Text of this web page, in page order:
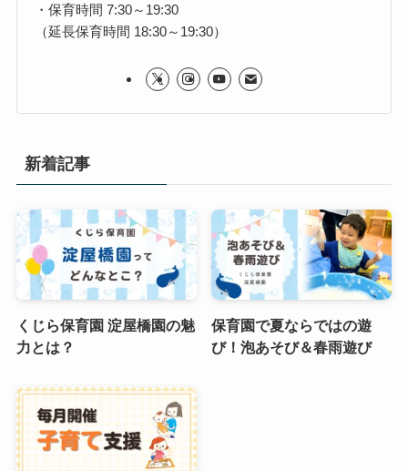
・保育時間 7:30～19:30
（延長保育時間 18:30～19:30）
新着記事
くじら保育園 淀屋橋園の魅
力とは？
保育園で夏ならではの遊
び！泡あそび＆春雨遊び